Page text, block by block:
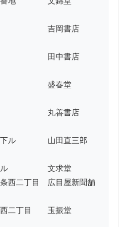
　　　　　吉岡書店
　　　　　田中書店
　　　　　盛春堂
　　　　　丸善書店
ル　　　　山田直三郎
　　　　　文求堂
西二丁目　広目屋新聞舗
二丁目　　玉振堂